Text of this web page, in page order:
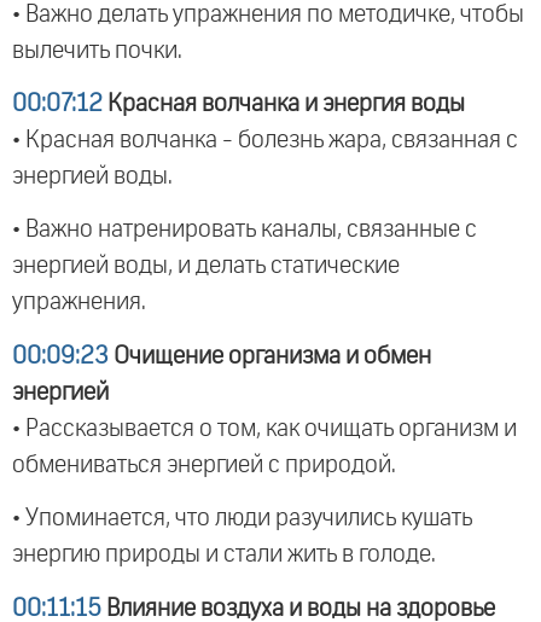
• Важно делать упражнения по методичке, чтобы
вылечить почки.
00:07:12 Красная волчанка и энергия воды
• Красная волчанка - болезнь жара, связанная с
энергией воды.
• Важно натренировать каналы, связанные с
энергией воды, и делать статические
упражнения.
00:09:23 Очищение организма и обмен
энергией
• Рассказывается о том, как очищать организм и
обмениваться энергией с природой.
• Упоминается, что люди разучились кушать
энергию природы и стали жить в голоде.
00:11:15 Влияние воздуха и воды на здоровье